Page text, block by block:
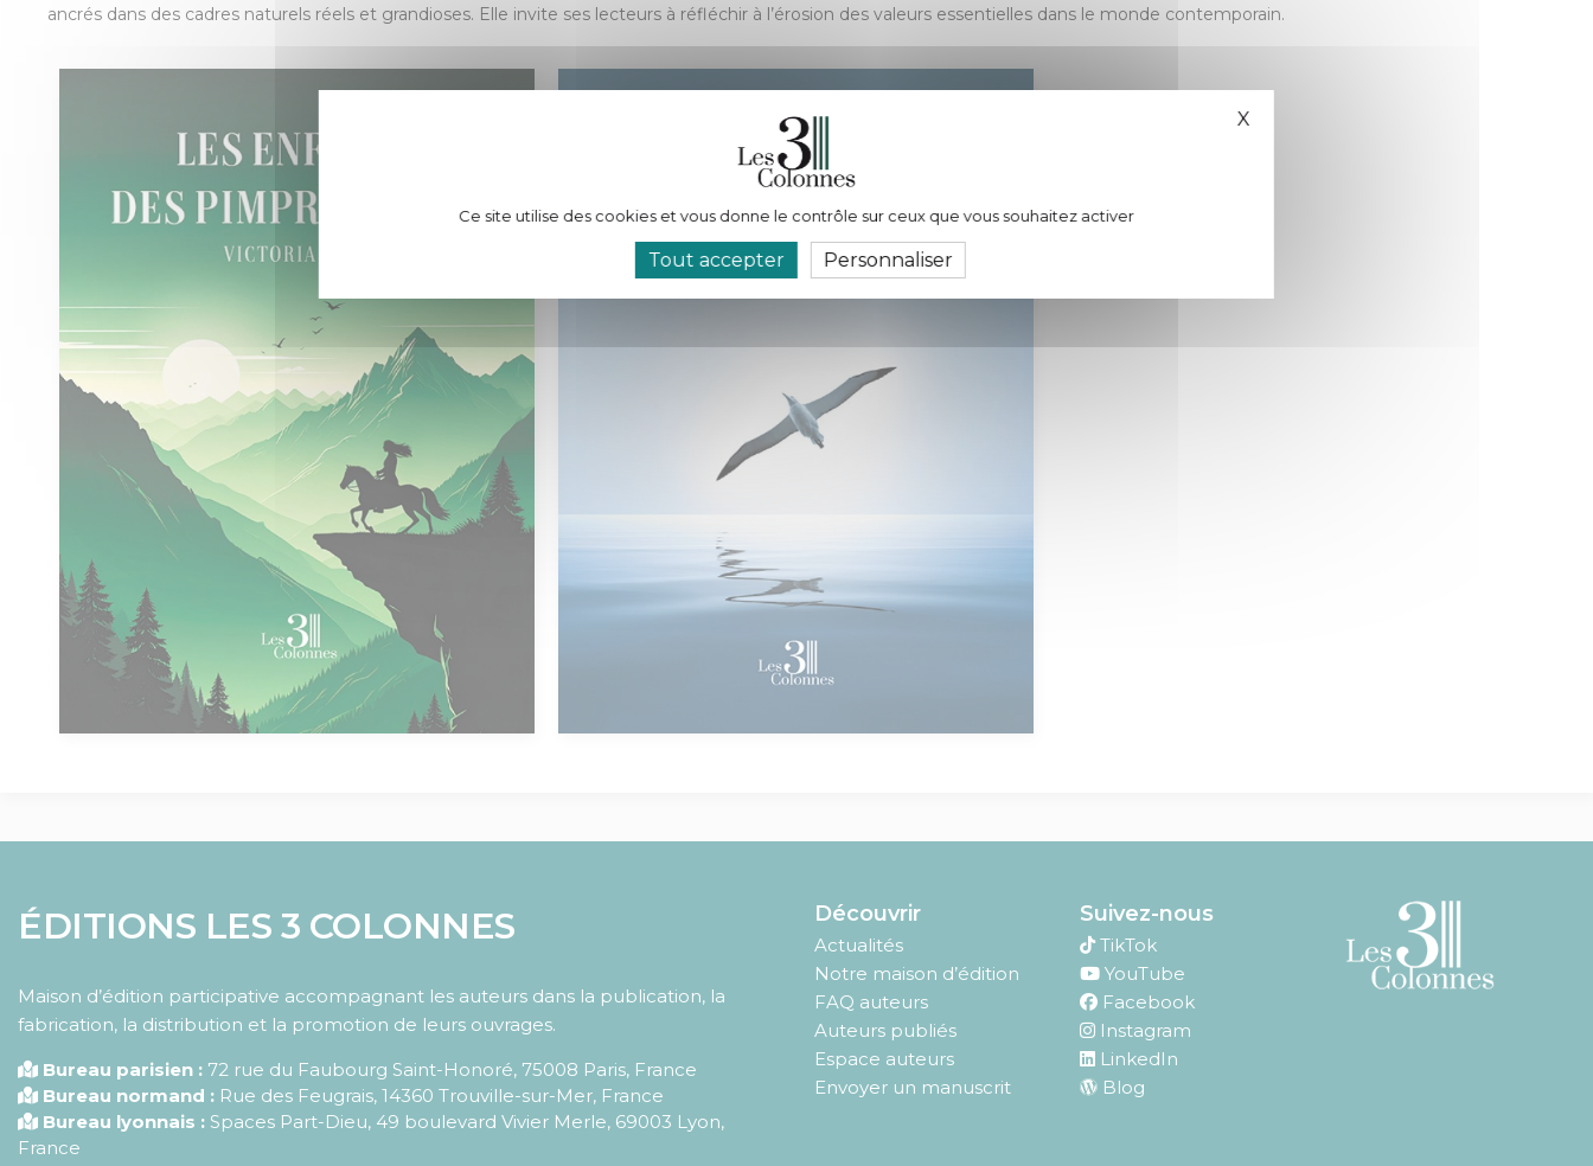
ancrés dans des cadres naturels réels et grandioses. Elle invite ses lecteurs à réfléchir à l’érosion des valeurs essentielles dans le monde contemporain.
ÉDITIONS LES 3 COLONNES
Maison d’édition participative accompagnant les auteurs dans la publication, la
fabrication, la distribution et la promotion de leurs ouvrages.
Bureau parisien : 72 rue du Faubourg Saint-Honoré, 75008 Paris, France
Bureau normand : Rue des Feugrais, 14360 Trouville-sur-Mer, France
Bureau lyonnais : Spaces Part-Dieu, 49 boulevard Vivier Merle, 69003 Lyon,
France
Découvrir
Actualités
Notre maison d’édition
FAQ auteurs
Auteurs publiés
Espace auteurs
Envoyer un manuscrit
Suivez-nous
TikTok
YouTube
Facebook
Instagram
LinkedIn
Blog
Ce site utilise des cookies et vous donne le contrôle sur ceux que vous souhaitez activer
Tout accepter Personnaliser
X